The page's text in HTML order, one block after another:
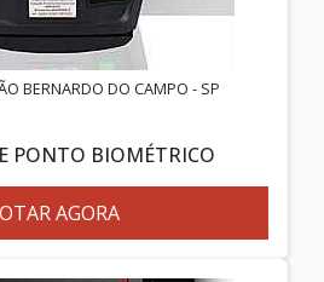
BERNARDO DO CAMPO - SP
PONTO BIOMÉTRICO
AGORA